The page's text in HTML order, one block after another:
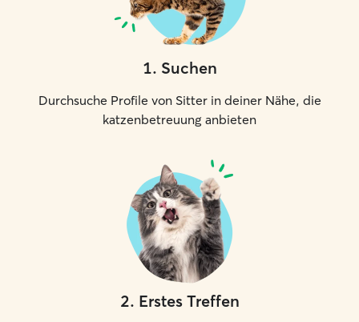
1. Suchen
Durchsuche Profile von Sitter in deiner Nähe, die
katzenbetreuung anbieten
2. Erstes Treffen